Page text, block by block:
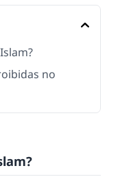
no